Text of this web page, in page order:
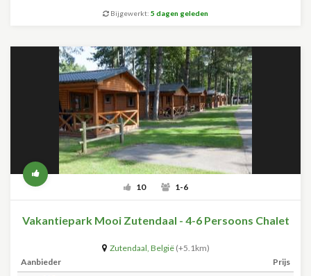
Bijgewerkt: 5 dagen geleden
10 1-6
Vakantiepark Mooi Zutendaal - 4-6 Persoons Chalet
Zutendaal, België (+5.1km)
Aanbieder
Prijs